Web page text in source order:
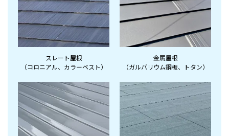
スレート屋根
（コロニアル、 カラーベスト）
金属屋根
（ガルバリウム鋼板、
トタン）